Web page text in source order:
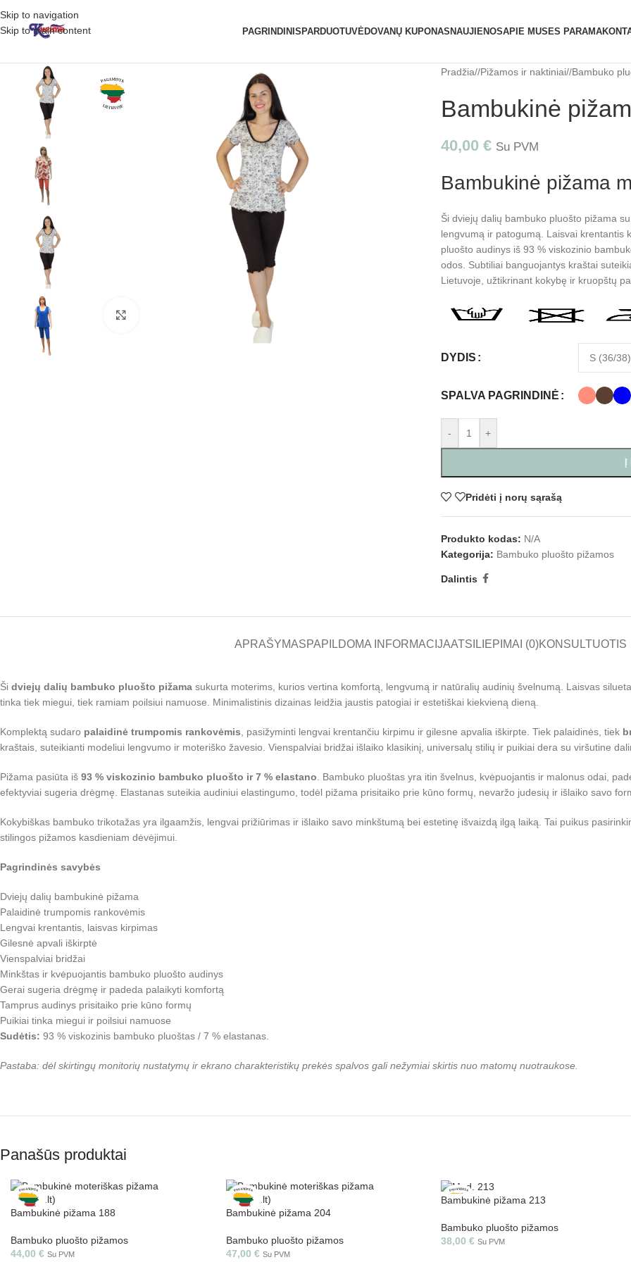
Skip to navigation
Skip to main content
PAGRINDINIS PARDUOTUVĖDOVANŲ KUPONAS NAUJIENOSAPIE MUS ES PARAMA
Pradžia/ Pižamos ir naktiniai/ Bambuko
Bambukinė
40,00 € Su PVM
Bambukinė pižama
Ši dviejų dalių bambuko pluošto pižama
lengvumą ir patogumą. Laisvai krentantis
pluošto audinys iš 93 % viskozinio
odos. Subtiliai banguojantys kraštai
Lietuvoje, užtikrinant kokybę ir kruopštų
DYDIS
SPALVA PAGRINDINĖ
- +
Pridėti į norų sąrašą
Produkto kodas: N/A
Kategorija: Bambuko pluošto pižamos
Dalintis
APRAŠYMASPAPILDOMA INFORMACIJAATSILIEPIMAI (0)KONSULTUOTIS
Ši dviejų dalių bambuko pluošto pižama sukurta moterims, kurios vertina komfortą, lengvumą ir natūralių audinių švelnumą. Laisvas
tinka tiek miegui, tiek ramiam poilsiui namuose. Minimalistinis dizainas leidžia jaustis patogiai ir estetiškai kiekvieną dieną.
Komplektą sudaro palaidinė trumpomis rankovėmis , pasižyminti lengvai krentančiu kirpimu ir gilesne apvalia iškirpte. Tiek palaidinės, tiek
kraštais, suteikianti modeliui lengvumo ir moteriško žavesio. Vienspalviai bridžai išlaiko klasikinį, universalų stilių ir puikiai dera su viršutine
Pižama pasiūta iš 93 % viskozinio bambuko pluošto ir 7 % elastano . Bambuko pluoštas yra itin švelnus, kvėpuojantis ir malonus odai,
efektyviai sugeria drėgmę. Elastanas suteikia audiniui elastingumo, todėl pižama prisitaiko prie kūno formų, nevaržo judesių ir išlaiko savo
Kokybiškas bambuko trikotažas yra ilgaamžis, lengvai prižiūrimas ir išlaiko savo minkštumą bei estetinę išvaizdą ilgą laiką. Tai puikus
stilingos pižamos kasdieniam dėvėjimui.
Pagrindinės savybės
Dviejų dalių bambukinė pižama
Palaidinė trumpomis rankovėmis
Lengvai krentantis, laisvas kirpimas
Gilesnė apvali iškirptė
Vienspalviai bridžai
Minkštas ir kvėpuojantis bambuko pluošto audinys
Gerai sugeria drėgmę ir padeda palaikyti komfortą
Tamprus audinys prisitaiko prie kūno formų
Puikiai tinka miegui ir poilsiui namuose
Sudėtis: 93 % viskozinis bambuko pluoštas / 7 % elastanas.
Pastaba: dėl skirtingų monitorių nustatymų ir ekrano charakteristikų prekės spalvos gali nežymiai skirtis nuo matomų nuotraukose.
Panašūs produktai
Bambukinė pižama 188
Bambuko pluošto pižamos
44,00 € Su PVM
Bambukinė pižama 204
Bambuko pluošto pižamos
47,00 € Su PVM
Bambukinė pižama 213
Bambuko pluošto pižamos
38,00 € Su PVM